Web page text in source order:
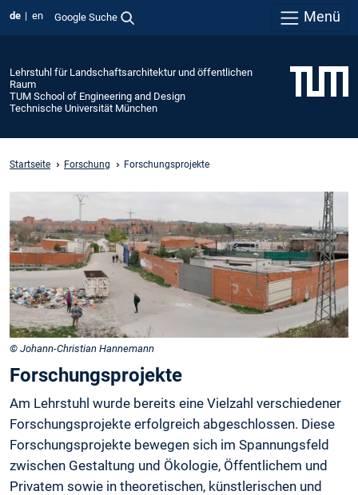
de en Google Suche Menü
Lehrstuhl für Landschaftsarchitektur und öffentlichen
Raum
TUM School of Engineering and Design
Technische Universität München
Startseite Forschung Forschungsprojekte
© Johann-Christian Hannemann
Forschungsprojekte
Am Lehrstuhl wurde bereits eine Vielzahl verschiedener
Forschungsprojekte erfolgreich abgeschlossen. Diese
Forschungsprojekte bewegen sich im Spannungsfeld
zwischen Gestaltung und Ökologie, Öffentlichem und
Privatem sowie in theoretischen, künstlerischen und